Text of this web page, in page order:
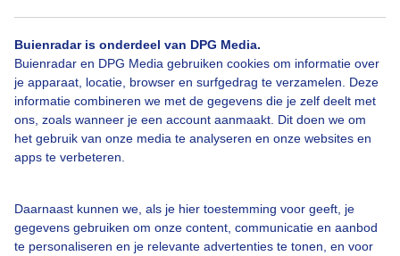
Buienradar is onderdeel van DPG Media.
Buienradar en DPG Media gebruiken cookies om informatie over
je apparaat, locatie, browser en surfgedrag te verzamelen. Deze
informatie combineren we met de gegevens die je zelf deelt met
ons, zoals wanneer je een account aanmaakt. Dit doen we om
het gebruik van onze media te analyseren en onze websites en
apps te verbeteren.
Daarnaast kunnen we, als je hier toestemming voor geeft, je
gegevens gebruiken om onze content, communicatie en aanbod
te personaliseren en je relevante advertenties te tonen, en voor
Bekijk slideshow
Een moment geduld aub...